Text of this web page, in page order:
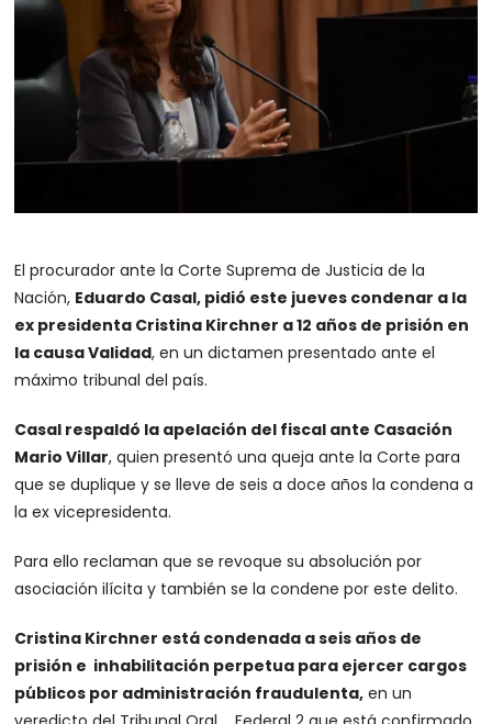
El procurador ante la Corte Suprema de Justicia de la
Nación, Eduardo Casal, pidió este jueves condenar a la
ex presidenta Cristina Kirchner a 12 años de prisión en
la causa Validad, en un dictamen presentado ante el
máximo tribunal del país.
Casal respaldó la apelación del fiscal ante Casación
Mario Villar, quien presentó una queja ante la Corte para
que se duplique y se lleve de seis a doce años la condena a
la ex vicepresidenta.
Para ello reclaman que se revoque su absolución por
asociación ilícita y también se la condene por este delito.
Cristina Kirchner está condenada a seis años de
prisión e inhabilitación perpetua para ejercer cargos
públicos por administración fraudulenta, en un